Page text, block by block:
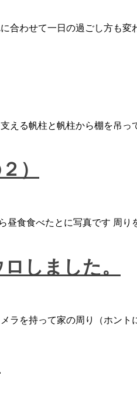
合わせて一日の過ごし方も
える帆柱と帆柱から棚を吊
）
昼食食べたとに写真です 周
しました。
ラを持って家の周り（ホン